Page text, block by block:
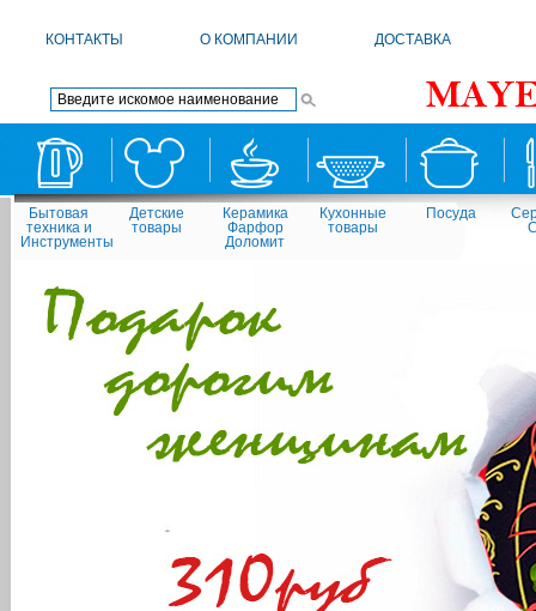
КОНТАКТЫ О КОМПАНИИ ДОСТАВКА
Бытовая
техника и
Инструменты
Детские
товары
Керамика
Фарфор
Доломит
Кухонные
товары
Посуда